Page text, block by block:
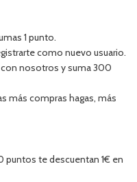
1 punto.
como nuevo usuario.
con nosotros y suma 300
más compras hagas, más
puntos te descuentan 1€ en